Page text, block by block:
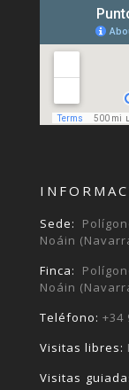
Sede:
Noáin
Finca:
Noáin
Teléfono: +34
Visitas libres:
Visitas